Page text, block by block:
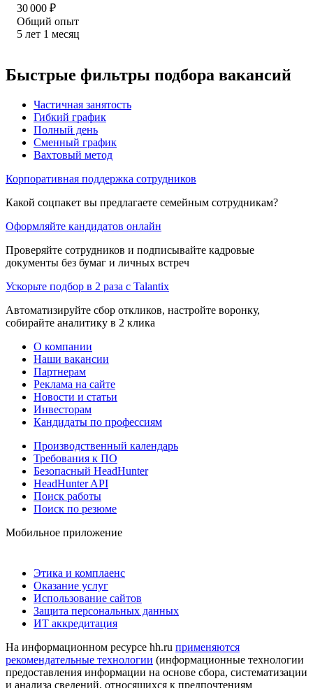
30 000 ₽
Общий опыт
5 лет 1 месяц
Быстрые фильтры подбора вакансий
Частичная занятость
Гибкий график
Полный день
Сменный график
Вахтовый метод
Корпоративная поддержка сотрудников
Какой соцпакет вы предлагаете семейным сотрудникам?
Оформляйте кандидатов онлайн
Проверяйте сотрудников и подписывайте кадровые
документы без бумаг и личных встреч
Ускорьте подбор в 2 раза с Talantix
Автоматизируйте сбор откликов, настройте воронку,
собирайте аналитику в 2 клика
О компании
Наши вакансии
Партнерам
Реклама на сайте
Новости и статьи
Инвесторам
Кандидаты по профессиям
Производственный календарь
Требования к ПО
Безопасный HeadHunter
HeadHunter API
Поиск работы
Поиск по резюме
Мобильное приложение
Этика и комплаенс
Оказание услуг
Использование сайтов
Защита персональных данных
ИТ аккредитация
На информационном ресурсе hh.ru применяются
рекомендательные технологии (информационные технологии
предоставления информации на основе сбора, систематизации
и анализа сведений, относящихся к предпочтениям